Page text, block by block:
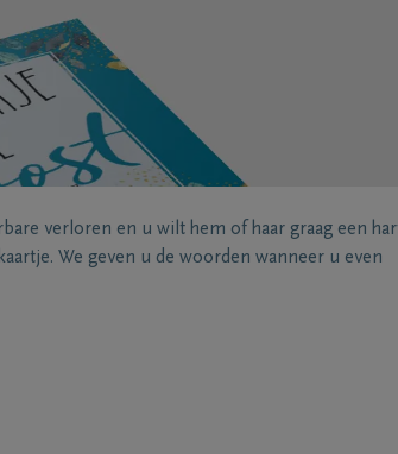
verloren en u wilt hem of haar graag een
We geven u de woorden wanneer u even